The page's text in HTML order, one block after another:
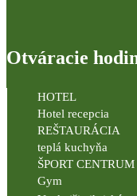
Otváracie
HOTEL
Hotel recepcia
REŠTAURÁCIA
teplá kuchyňa
ŠPORT CENTRUM
Gym